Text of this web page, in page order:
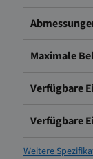
Informationen
Weitere